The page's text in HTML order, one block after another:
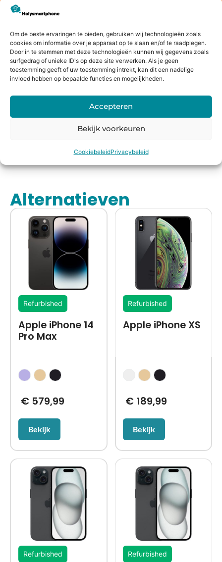
Om de beste ervaringen te bieden, gebruiken wij technologieën zoals
cookies om informatie over je apparaat op te slaan en/of te raadplegen.
Door in te stemmen met deze technologieën kunnen wij gegevens zoals
surfgedrag of unieke ID's op deze site verwerken. Als je geen
toestemming geeft of uw toestemming intrekt, kan dit een nadelige
invloed hebben op bepaalde functies en mogelijkheden.
Accepteren
Bekijk voorkeuren
CookiebeleidPrivacybeleid
technologie, maar je draagt ook bij aan het behoud van
onze planeet.
Bereken de waarde
16:00
14 dagen
bedenkte
rmijn
Fysieke
winkel
el
Alternatieven
Refurbished
Apple iPhone 14
Pro Max
€579,99
Bekijk
Refurbished
Apple iPhone XS
€ 189,99
Bekijk
Refurbished Refurbished